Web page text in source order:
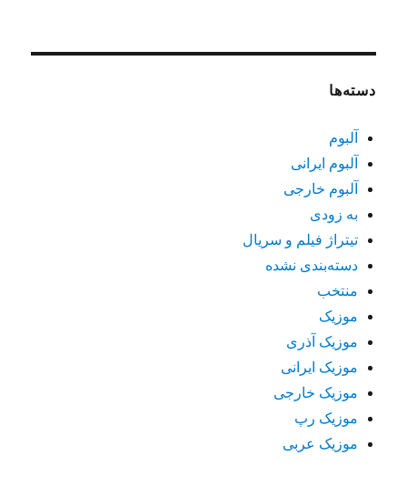
دسته‌ها
آلبوم
آلبوم ایرانی
آلبوم خارجی
به زودی
تیتراژ فیلم و سریال
دسته‌بندی نشده
منتخب
موزیک
موزیک آذری
موزیک ایرانی
موزیک خارجی
موزیک رپ
موزیک عربی